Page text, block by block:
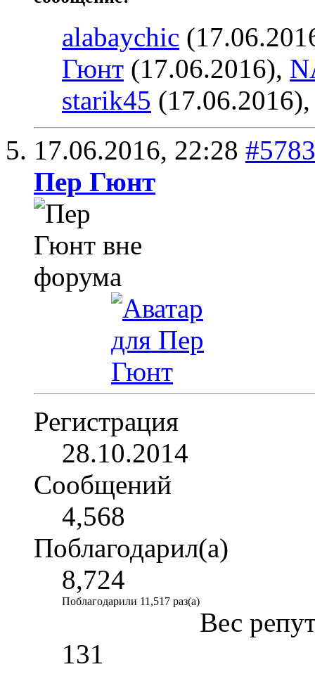
alabaychic
Гюнт (17.06.2016),
starik45
17.06.2016, 22:28 #5783
Пер Гюнт
Регистрация
28.10.2014
Сообщений
4,568
Поблагодарил(а)
8,724
Поблагодарили 11,517 раз(а)
Вес
131